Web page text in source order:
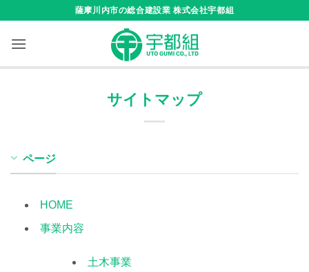
content
薩摩川内市の総合建設業 株式会社宇都組
サイトマップ
ページ
HOME
事業内容
土木事業